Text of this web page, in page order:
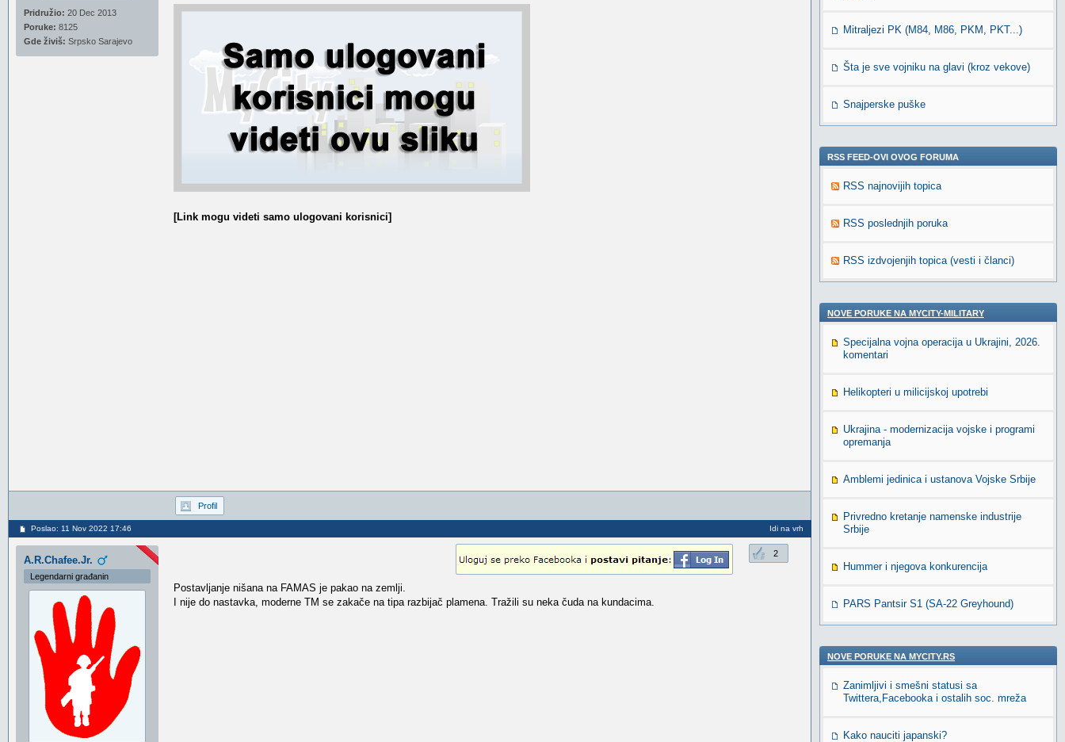
Pridružio: 20 Dec 2013
Poruke: 8125
Gde živiš: Srpsko Sarajevo
[Link mogu videti samo ulogovani korisnici]
Profil
Poslao: 11 Nov 2022 17:46 Idi na vrh
A.R.Chafee.Jr.
Legendarni građanin
2
Postavljanje nišana na FAMAS je pakao na zemlji.
I nije do nastavka, moderne TM se zakače na tipa razbijač plamena. Tražili su neka čuda na kundacima.
Mitraljezi PK (M84, M86, PKM, PKT...)
Šta je sve vojniku na glavi (kroz vekove)
Snajperske puške
RSS FEED-OVI OVOG FORUMA
RSS najnovijih topica
RSS poslednjih poruka
RSS izdvojenjih topica (vesti i članci)
NOVE PORUKE NA MYCITY-MILITARY
Specijalna vojna operacija u Ukrajini, 2026.
komentari
Helikopteri u milicijskoj upotrebi
Ukrajina - modernizacija vojske i programi
opremanja
Amblemi jedinica i ustanova Vojske Srbije
Privredno kretanje namenske industrije
Srbije
Hummer i njegova konkurencija
PARS Pantsir S1 (SA-22 Greyhound)
NOVE PORUKE NA MYCITY.RS
Zanimljivi i smešni statusi sa
Twittera,Facebooka i ostalih soc. mreža
Kako nauciti japanski?